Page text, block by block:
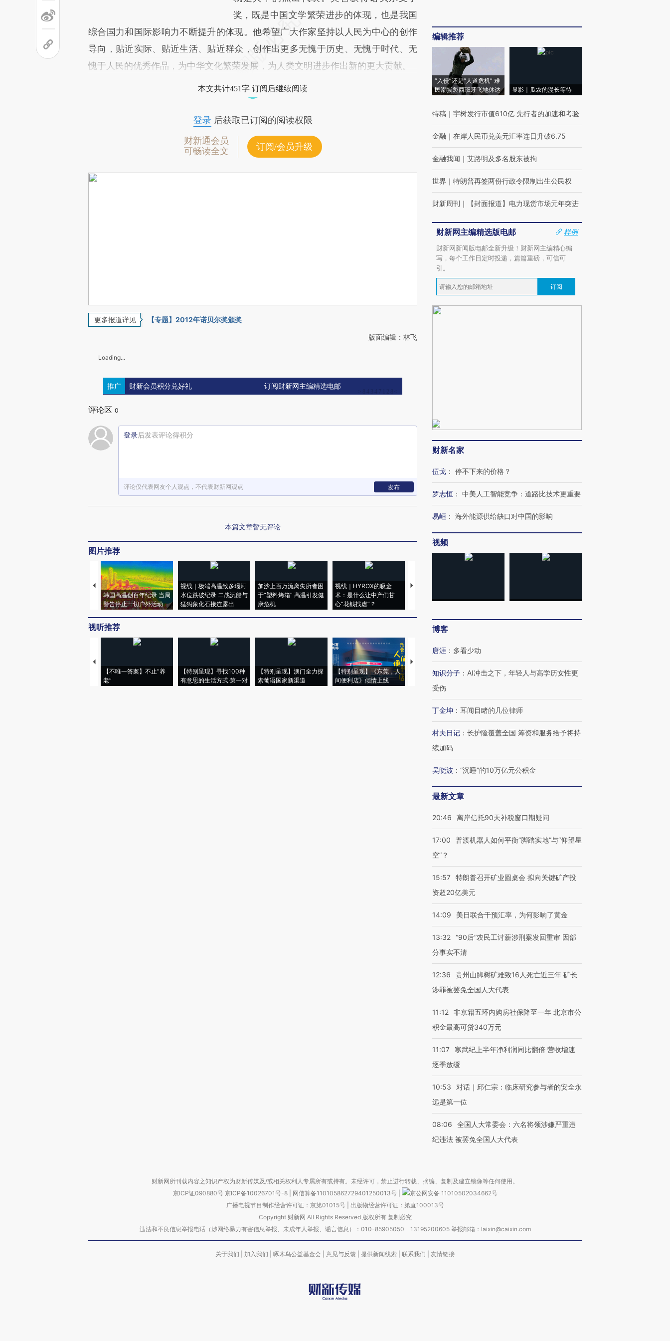
奖，既是中国文学繁荣进步的体现，也是我国
综合国力和国际影响力不断提升的体现。他希望广大作家坚持以人民为中心的创作
导向，贴近实际、贴近生活、贴近群众，创作出更多无愧于历史、无愧于时代、无
愧于人民的优秀作品，为中华文化繁荣发展，为人类文明进步作出新的更大贡献。
本文共计451字 订阅后继续阅读
登录后获取已订阅的阅读权限
财新通会员
可畅读全文
订阅/会员升级
更多报道详见 【专题】2012年诺贝尔奖颁奖
版面编辑：林飞
Loading...
推广 财新会员积分兑好礼 订阅财新网主编精选电邮
评论区 0
登录后发表评论得积分
评论仅代表网友个人观点，不代表财新网观点 发布
本篇文章暂无评论
图片推荐
韩国高温创百年纪录 当局
警告停止一切户外活动
视线｜极端高温致多瑙河
水位跌破纪录 二战沉船与
猛犸象化石接连露出
加沙上百万流离失所者困
于“塑料烤箱” 高温引发健
康危机
视线｜HYROX的吸金
术：是什么让中产们甘
心“花钱找虐”？
马航飞行员跨国走私7万
视听推荐
【不唯一答案】不止“养
老”
【特别呈现】寻找100种
有意思的生活方式·第一对
【特别呈现】澳门全力探
索葡语国家新渠道
【特别呈现】《东莞，人
间便利店》倾情上线
【推广】走进第四届链博
会，让数智科技“链”接产
【特别呈现】寻找100种
【商旅对话】华住集团
CFO：不靠规模取胜，华
编辑推荐
“入侵”还是“人道危机” 难
民潮撕裂西班牙飞地休达
显影｜瓜农的漫长等待
特稿 ｜ 宇树发行市值610亿 先行者的加速和考验
金融 ｜ 在岸人民币兑美元汇率连日升破6.75
金融我闻 ｜ 艾路明及多名股东被拘
世界 ｜ 特朗普再签两份行政令限制出生公民权
财新周刊 ｜ 【封面报道】电力现货市场元年突进
财新网主编精选版电邮
样例
财新网新闻版电邮全新升级！财新网主编精心编
写，每个工作日定时投递，篇篇重磅，可信可
引。
订阅
财新名家
伍戈 ： 停不下来的价格？
罗志恒 ： 中美人工智能竞争：道路比技术更重要
易峘 ： 海外能源供给缺口对中国的影响
视频
博客
唐涯 ： 多看少动
知识分子 ： AI冲击之下，年轻人与高学历女性更
受伤
丁金坤 ： 耳闻目睹的几位律师
村夫日记 ： 长护险覆盖全国 筹资和服务给予将持
续加码
吴晓波 ： “沉睡”的10万亿元公积金
最新文章
20:46 离岸信托90天补税窗口期疑问
17:00
普渡机器人如何平衡“脚踏实地”与“仰望星
空”？
15:57 特朗普召开矿业圆桌会 拟向关键矿产投
资超20亿美元
14:09 美日联合干预汇率，为何影响了黄金
13:32 “90后”农民工讨薪涉刑案发回重审 因部
分事实不清
12:36
贵州山脚树矿难致16人死亡近三年 矿长
涉罪被罢免全国人大代表
11:12 非京籍五环内购房社保降至一年 北京市公
积金最高可贷340万元
11:07
寒武纪上半年净利润同比翻倍 营收增速
逐季放缓
10:53
对话｜邱仁宗：临床研究参与者的安全永
远是第一位
08:06
全国人大常委会：六名将领涉嫌严重违
纪违法 被罢免全国人大代表
财新网所刊载内容之知识产权为财新传媒及/或相关权利人专属所有或持有。未经许可，禁止进行转载、摘编、复制及建立镜像等任何使用。
京ICP证090880号 京ICP备10026701号-8 网信算备110105862729401250013号
京公网安备 11010502034662号
广播电视节目制作经营许可证：京第01015号| 出版物经营许可证：第直100013号
Copyright 财新网 All Rights Reserved 版权所有 复制必究
违法和不良信息举报电话（涉网络暴力有害信息举报、未成年人举报、谣言信息）：010-85905050 13195200605 举报邮箱：laixin@caixin.com
关于我们 加入我们 啄木鸟公益基金会 意见与反馈 提供新闻线索 联系我们 友情链接